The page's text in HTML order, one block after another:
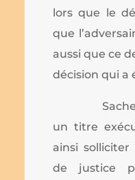
lors que le
que
aussi que ce
décision qui a
Sachez
un titre
ainsi solliciter
de justice